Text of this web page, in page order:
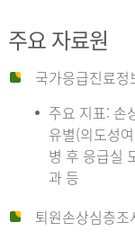
주요 자료원
국가응급진료정
주요 지표: 손
유별(의도성
병 후 응급실
과 등
퇴원손상심층조